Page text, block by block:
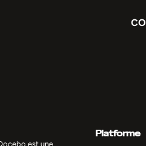
est une
Platforme